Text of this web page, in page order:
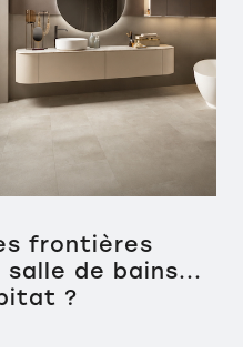
frontières
de bains...
?